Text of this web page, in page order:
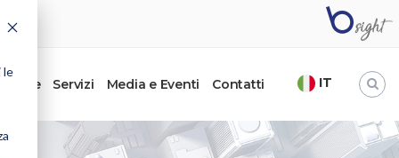
le
Servizi Media e Eventi Contatti IT